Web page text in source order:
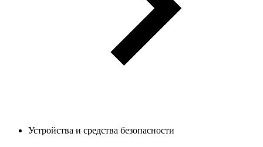
Устройства и средства безопасности